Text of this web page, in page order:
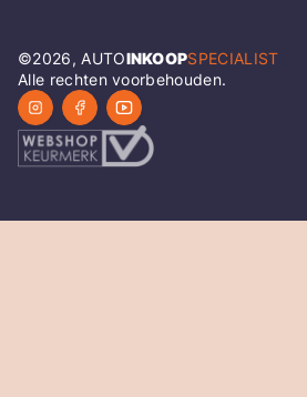
©2026, AUTOINKOOPSPECIALIST
Alle rechten voorbehouden.